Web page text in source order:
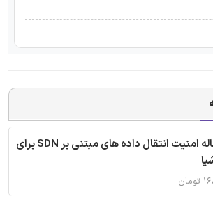
ترجمه مقاله امنیت انتقال داده های مبتنی بر SDN برای